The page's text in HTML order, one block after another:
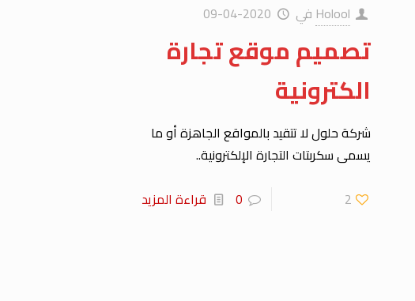
Holool في 2020-04-09
تصميم موقع تجارة
الكترونية
شركة حلول لا تتقيد بالمواقع الجاهزة أو ما
يسمى سكربتات التجارة الإلكترونية..
2
0 قراءة المزيد